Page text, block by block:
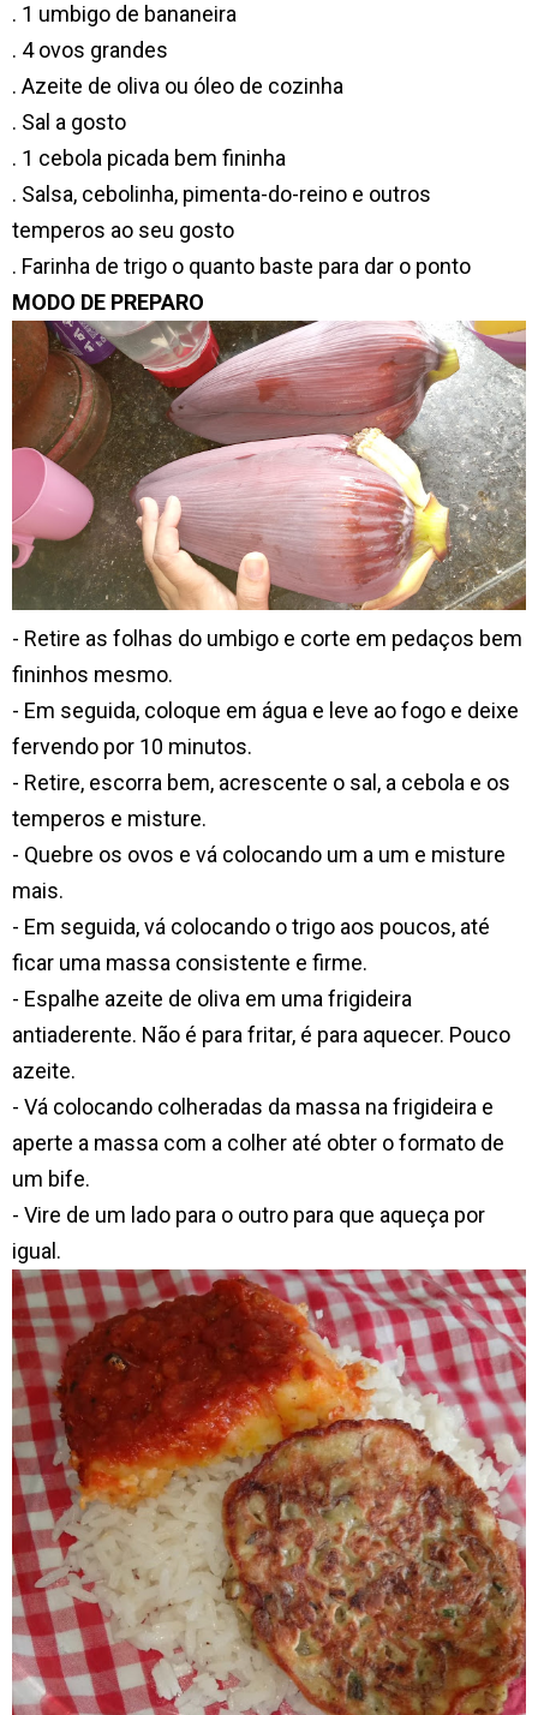
. 1 umbigo de bananeira
. 4 ovos grandes
. Azeite de oliva ou óleo de cozinha
. Sal a gosto
. 1 cebola picada bem fininha
. Salsa, cebolinha, pimenta-do-reino e outros
temperos ao seu gosto
. Farinha de trigo o quanto baste para dar o ponto
MODO DE PREPARO
- Retire as folhas do umbigo e corte em pedaços bem
fininhos mesmo.
- Em seguida, coloque em água e leve ao fogo e deixe
fervendo por 10 minutos.
- Retire, escorra bem, acrescente o sal, a cebola e os
temperos e misture.
- Quebre os ovos e vá colocando um a um e misture
mais.
- Em seguida, vá colocando o trigo aos poucos, até
ficar uma massa consistente e firme.
- Espalhe azeite de oliva em uma frigideira
antiaderente. Não é para fritar, é para aquecer. Pouco
azeite.
- Vá colocando colheradas da massa na frigideira e
aperte a massa com a colher até obter o formato de
um bife.
- Vire de um lado para o outro para que aqueça por
igual.